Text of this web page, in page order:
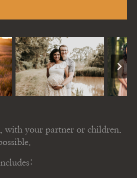
with your partner or children.